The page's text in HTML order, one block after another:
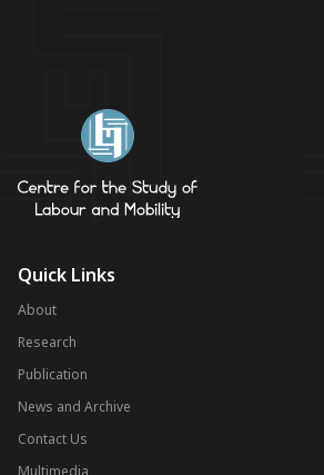
Quick Links
About
Research
Publication
News and Archive
Contact Us
Multimedia